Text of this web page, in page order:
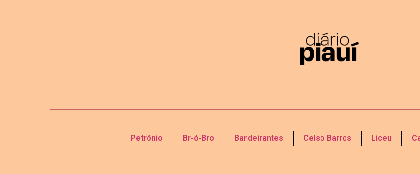
Petrônio Br-ó-Bro Bandeirantes Celso Barros Liceu